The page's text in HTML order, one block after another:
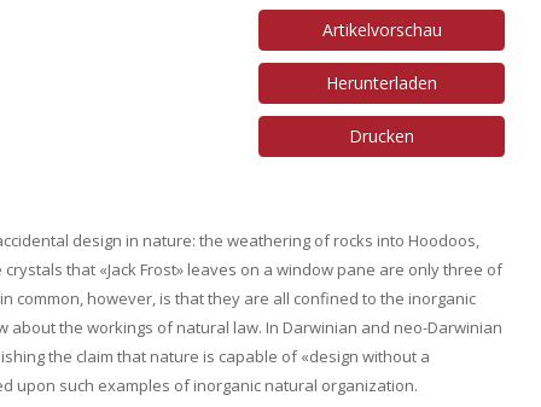
Artikelvorschau
Herunterladen
Drucken
design in nature: the weathering of rocks into Hoodoos,
that «Jack Frost» leaves on a window pane are only three of
common, however, is that they are all confined to the inorganic
the workings of natural law. In Darwinian and neo-Darwinian
the claim that nature is capable of «design without a
upon such examples of inorganic natural organization.